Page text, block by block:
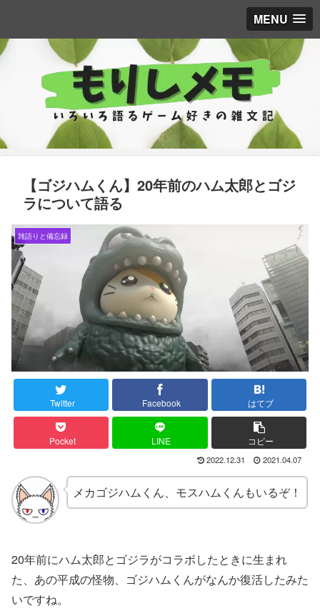
MENU
【ゴジハムくん】20年前のハム太郎とゴジ
ラについて語る
雑語りと備忘録
Twitter Facebook はてブ
Pocket LINE コピー
2022.12.31 2021.04.07
メカゴジハムくん、モスハムくんもいるぞ！
20年前にハム太郎とゴジラがコラボしたときに生まれ
た、あの平成の怪物、ゴジハムくんがなんか復活したみた
いですね。